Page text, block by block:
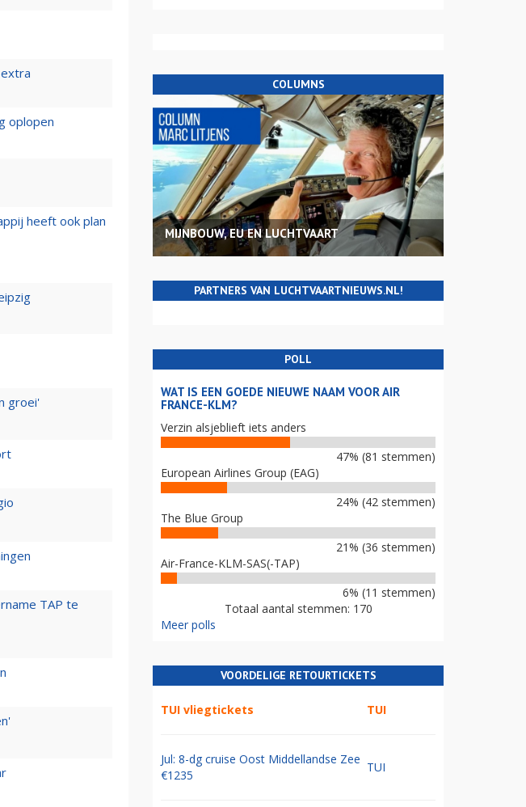
oplopen
heeft ook plan
groei'
TAP te
COLUMNS
MIJNBOUW, EU EN LUCHTVAART
PARTNERS VAN LUCHTVAARTNIEUWS.NL!
POLL
WAT IS EEN GOEDE NIEUWE NAAM VOOR AIR
FRANCE-KLM?
Verzin alsjeblieft iets anders
47% (81 stemmen)
European Airlines Group (EAG)
24% (42 stemmen)
The Blue Group
21% (36 stemmen)
Air-France-KLM-SAS(-TAP)
6% (11 stemmen)
Totaal aantal stemmen: 170
Meer polls
VOORDELIGE RETOURTICKETS
TUI vliegtickets TUI
Jul: 8-dg cruise Oost Middellandse Zee
€1235
TUI